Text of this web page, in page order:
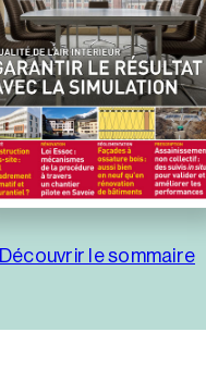
Découvrir le sommaire